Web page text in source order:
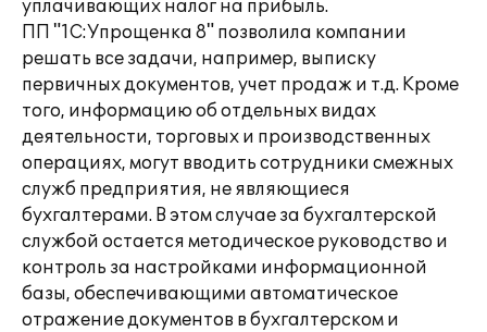
уплачивающих налог на прибыль.
ПП "1С:Упрощенка 8" позволила компании
решать все задачи, например, выписку
первичных документов, учет продаж и т.д. Кроме
того, информацию об отдельных видах
деятельности, торговых и производственных
операциях, могут вводить сотрудники смежных
служб предприятия, не являющиеся
бухгалтерами. В этом случае за бухгалтерской
службой остается методическое руководство и
контроль за настройками информационной
базы, обеспечивающими автоматическое
отражение документов в бухгалтерском и